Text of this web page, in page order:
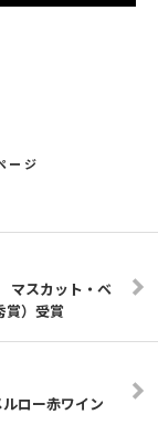
ージ
スカット・ベ
）受賞
ロー赤ワイン